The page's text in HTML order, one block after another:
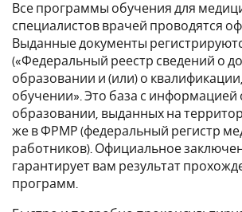
Все программы обучения для
специалистов врачей проводятся
Выданные документы
(«Федеральный реестр сведений о
образовании и (или) о
обучении». Это база с информацией
образовании, выданных на
же в ФРМР (федеральный регистр
работников). Официальное
гарантирует вам результат
программ.